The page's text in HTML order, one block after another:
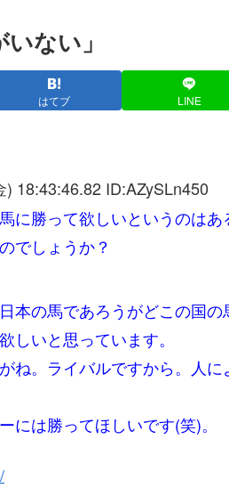
ない」
はてブ LINE
) 18:43:46.82 ID:AZySLn450
に勝って欲しいというのは
でしょうか？
の馬であろうがどこの国の
いと思っています。
ね。ライバルですから。人に
は勝ってほしいです(笑)。